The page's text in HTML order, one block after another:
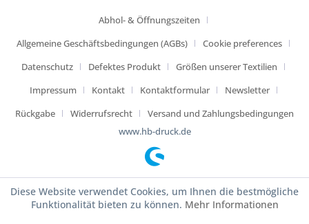
Abhol- & Öffnungszeiten
Allgemeine Geschäftsbedingungen (AGBs)
Cookie preferences
Datenschutz
Defektes Produkt
Größen unserer Textilien
Impressum
Kontakt Kontaktformular
Newsletter
Rückgabe
Widerrufsrecht
Versand und Zahlungsbedingungen
www.hb-druck.de
Diese Website verwendet Cookies, um Ihnen die bestmögliche
Funktionalität bieten zu können. Mehr Informationen